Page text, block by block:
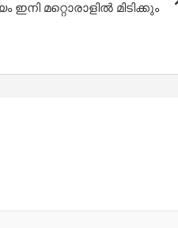
ഇനി മറ്റൊരാളില്‍ മിടിക്കും